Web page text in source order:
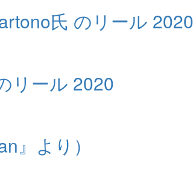
氏 のリール 2020
リール 2020
』より）